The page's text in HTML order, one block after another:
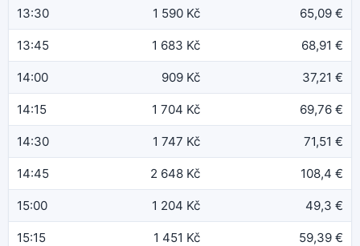
13:30 1 590 Kč 65,09 €
13:45 1 683 Kč 68,91 €
14:00 909 Kč 37,21 €
14:15 1 704 Kč 69,76 €
14:30 1 747 Kč 71,51 €
14:45 2 648 Kč 108,4 €
15:00 1 204 Kč 49,3 €
15:15 1 451 Kč 59,39 €